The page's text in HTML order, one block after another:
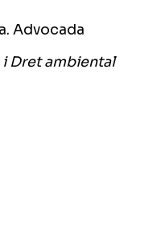
Advocada
i Dret ambiental